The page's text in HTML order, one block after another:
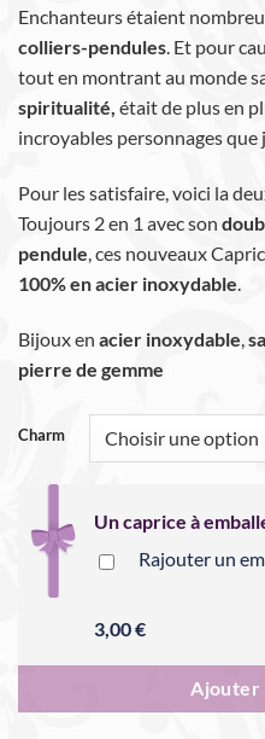
Enchanteurs étaient
colliers-pendules. Et pour
tout en montrant au monde
spiritualité, était de plus en
incroyables personnages que
Pour les satisfaire, voici la
Toujours 2 en 1 avec son
pendule , ces nouveaux
100% en acier inoxydable
Bijoux en acier inoxydable
pierre de gemme
Charm
Un caprice à
Rajouter un
3,00 €
Ajouter
Alternative: